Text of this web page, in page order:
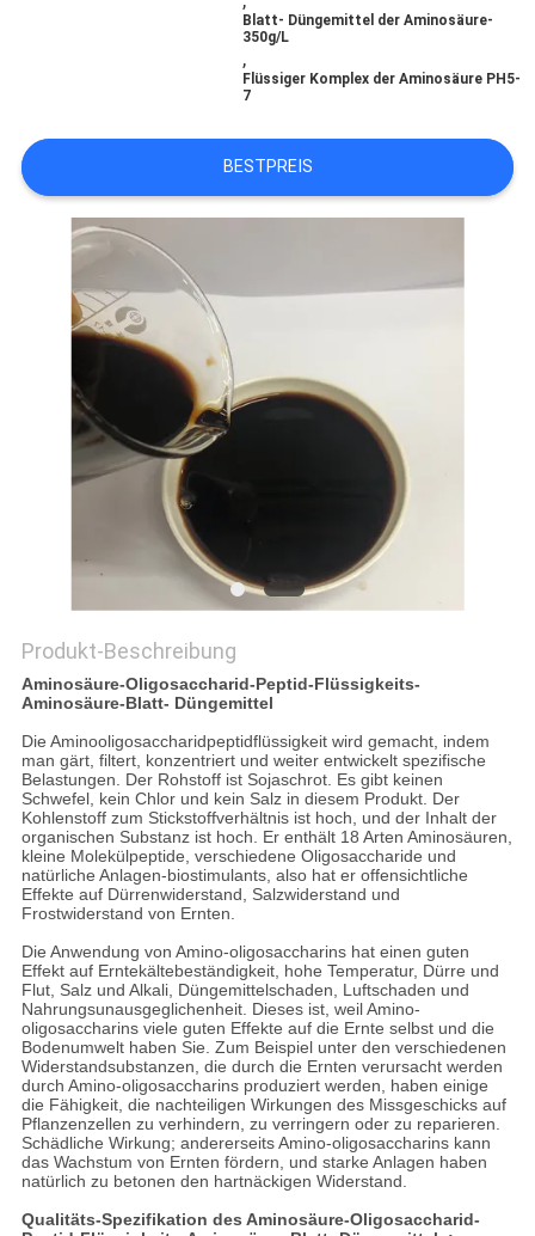
SITEMAP
DATENSCHUTZRICHTLINIE
Blatt- Düngemittel der Aminosäure-
350g/L
,
Flüssiger Komplex der Aminosäure PH5-
7
BESTPREIS
Produkt-Beschreibung
Aminosäure-Oligosaccharid-Peptid-Flüssigkeits-
Aminosäure-Blatt- Düngemittel
Die Aminooligosaccharidpeptidflüssigkeit wird gemacht, indem
man gärt, filtert, konzentriert und weiter entwickelt spezifische
Belastungen. Der Rohstoff ist Sojaschrot. Es gibt keinen
Schwefel, kein Chlor und kein Salz in diesem Produkt. Der
Kohlenstoff zum Stickstoffverhältnis ist hoch, und der Inhalt der
organischen Substanz ist hoch. Er enthält 18 Arten Aminosäuren,
kleine Molekülpeptide, verschiedene Oligosaccharide und
natürliche Anlagen-biostimulants, also hat er offensichtliche
Effekte auf Dürrenwiderstand, Salzwiderstand und
Frostwiderstand von Ernten.
Die Anwendung von Amino-oligosaccharins hat einen guten
Effekt auf Erntekältebeständigkeit, hohe Temperatur, Dürre und
Flut, Salz und Alkali, Düngemittelschaden, Luftschaden und
Nahrungsunausgeglichenheit. Dieses ist, weil Amino-
oligosaccharins viele guten Effekte auf die Ernte selbst und die
Bodenumwelt haben Sie. Zum Beispiel unter den verschiedenen
Widerstandsubstanzen, die durch die Ernten verursacht werden
durch Amino-oligosaccharins produziert werden, haben einige
die Fähigkeit, die nachteiligen Wirkungen des Missgeschicks auf
Pflanzenzellen zu verhindern, zu verringern oder zu reparieren.
Schädliche Wirkung; andererseits Amino-oligosaccharins kann
das Wachstum von Ernten fördern, und starke Anlagen haben
natürlich zu betonen den hartnäckigen Widerstand.
Qualitäts-Spezifikation des Aminosäure-Oligosaccharid-